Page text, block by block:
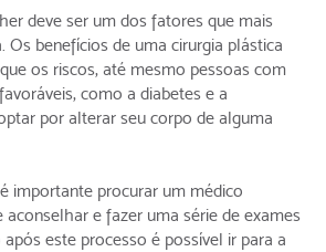
deve ser um dos fatores que mais
Os benefícios de uma cirurgia plástica
os riscos, até mesmo pessoas com
como a diabetes e a
por alterar seu corpo de alguma
importante procurar um médico
aconselhar e fazer uma série de exames
este processo é possível ir para a